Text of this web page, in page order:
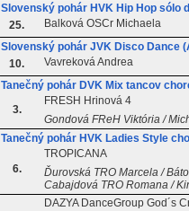
Slovenský pohár HVK Hip Hop sólo
25.
Balková OSCr Michaela
Slovenský pohár JVK Disco Dance
10.
Vavreková Andrea
Tanečný pohár DVK Mix tancov
3.
FRESH Hrinová 4
Gondová FReH Viktória /
Tanečný pohár HVK Ladies Style
6.
TROPICANA
Ďurovská TRO Marcela /
Cabajdová TRO Romana /
DAZYA DanceGroup God´s